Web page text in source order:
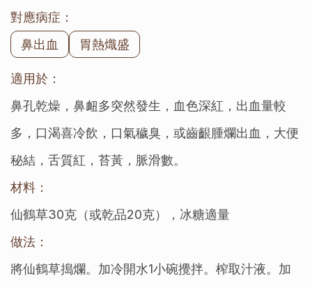
對應病症：
鼻出血
胃熱熾盛
適用於：
鼻孔乾燥，鼻衄多突然發生，血色深紅，出血量較
多，口渴喜冷飲，口氣穢臭，或齒齦腫爛出血，大便
秘結，舌質紅，苔黃，脈滑數。
材料：
仙鶴草30克（或乾品20克），冰糖適量
做法：
將仙鶴草搗爛。加冷開水1小碗攪拌。榨取汁液。加